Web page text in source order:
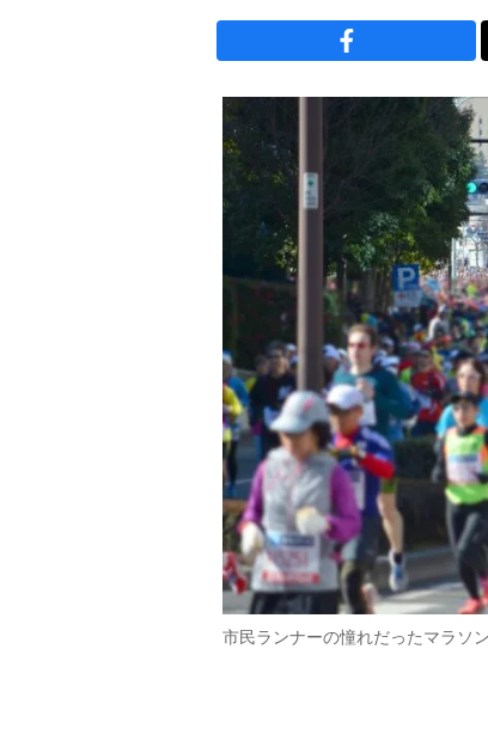
市民ランナーの憧れだったマラソ